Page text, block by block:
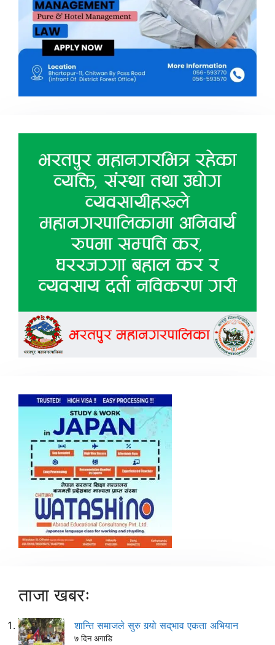
ताजा खबरः
शान्ति समाजले सुरु गर्‍यो सद्‌भाव एकता अभियान
७ दिन अगाडि